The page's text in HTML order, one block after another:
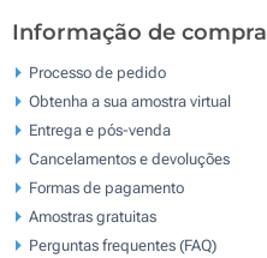
Informação de compra
Processo de pedido
Obtenha a sua amostra virtual
Entrega e pós-venda
Cancelamentos e devoluções
Formas de pagamento
Amostras gratuitas
Perguntas frequentes (FAQ)